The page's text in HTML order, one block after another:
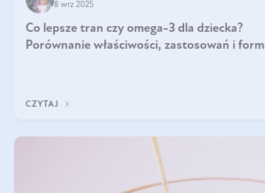
8 wrz 2025
Co lepsze tran czy omega-3 dla dziecka?
Porównanie właściwości, zastosowań i form
CZYTAJ